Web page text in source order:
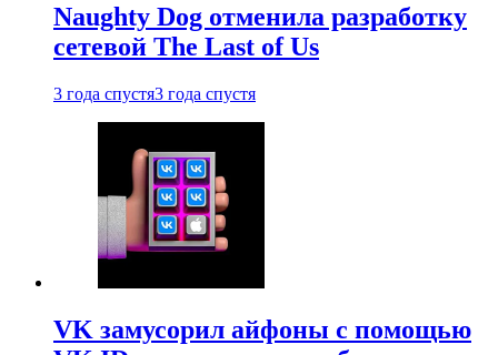
Naughty Dog отменила разработку
сетевой The Last of Us
3 года спустя3 года спустя
VK замусорил айфоны с помощью